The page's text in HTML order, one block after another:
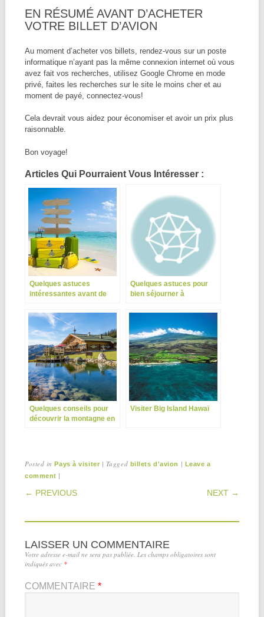
EN RÉSUMÉ AVANT D’ACHETER
VOTRE BILLET D’AVION
Au moment d’acheter vos billets, rendez-vous sur un poste
informatique n’ayant pas la même connexion internet où vous
avez fait vos recherches, utilisez Google Chrome en mode
privé, faites les recherches sur le site le moins cher et au
moment de payé, connectez-vous!
Cela devrait vous aidez pour économiser et avoir un prix plus
raisonnable.
Bon voyage!
Articles Qui Pourraient Vous Intéresser :
Quelques astuces
intéressantes avant de
Quelques astuces pour
bien séjourner à
Quelques conseils pour
découvrir la montagne en
Visiter Big Island Hawaï
Posted inPays à visiter | Tagged billets d'avion | Leave a
comment |
POST NAVIGATION
← PREVIOUS NEXT →
LAISSER UN COMMENTAIRE
Votre adresse e-mail ne sera pas publiée. Les champs obligatoires sont
indiqués avec *
COMMENTAIRE *